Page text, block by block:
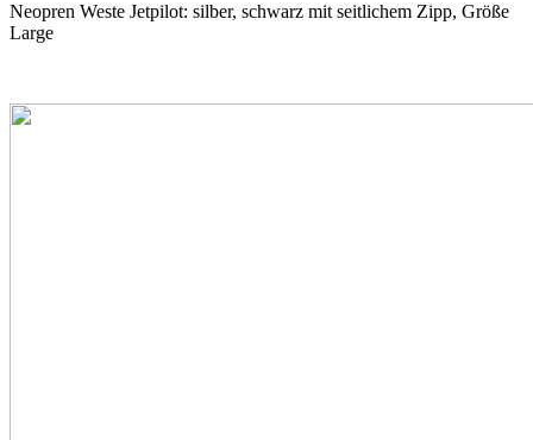
Neopren Weste Jetpilot: silber, schwarz mit seitlichem Zipp, Größe
Large